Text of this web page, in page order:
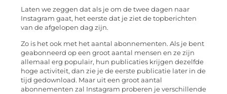
Laten we zeggen dat als je om de twee dagen naar
Instagram gaat, het eerste dat je ziet de topberichten
van de afgelopen dag zijn.
Zo is het ook met het aantal abonnementen. Als je bent
geabonneerd op een groot aantal mensen en ze zijn
allemaal erg populair, hun publicaties krijgen dezelfde
hoge activiteit, dan zie je de eerste publicatie later in de
tijd gedownload. Maar uit een groot aantal
abonnementen zal Instagram proberen je verschillende